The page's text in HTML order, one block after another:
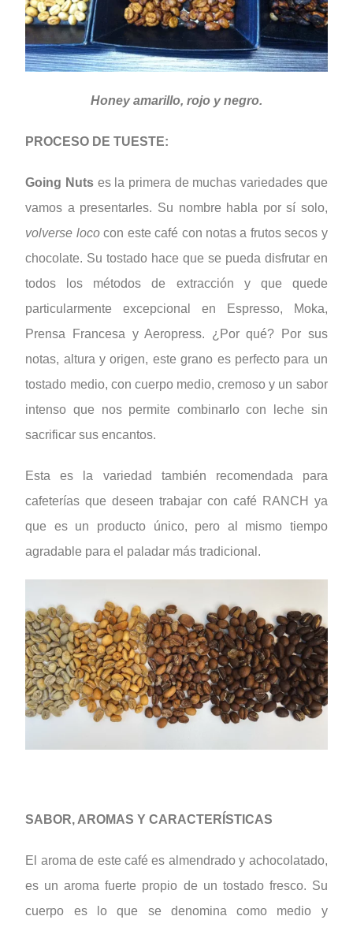
Honey amarillo, rojo y negro.
PROCESO DE TUESTE:
Going Nuts es la primera de muchas variedades que
vamos a presentarles. Su nombre habla por sí solo,
volverse lococon este café con notas a frutos secos y
chocolate. Su tostado hace que se pueda disfrutar en
todos los métodos de extracción y que quede
particularmente excepcional en Espresso, Moka,
Prensa Francesa y Aeropress. ¿Por qué? Por sus
notas, altura y origen, este grano es perfecto para un
tostado medio, con cuerpo medio, cremoso y un sabor
intenso que nos permite combinarlo con leche sin
sacrificar sus encantos.
Esta es la variedad también recomendada para
cafeterías que deseen trabajar con café RANCH ya
que es un producto único, pero al mismo tiempo
agradable para el paladar más tradicional.
SABOR, AROMAS Y CARACTERÍSTICAS
El aroma de este café es almendrado y achocolatado,
es un aroma fuerte propio de un tostado fresco. Su
cuerpo es lo que se denomina como medio y